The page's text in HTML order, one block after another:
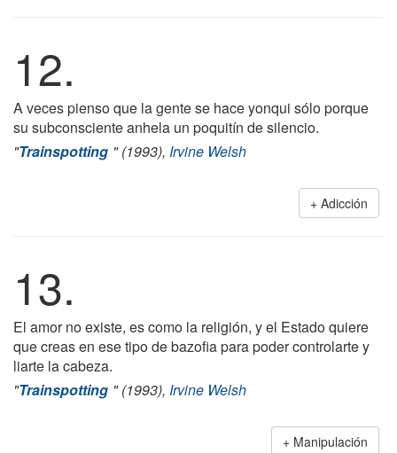
12.
A veces pienso que la gente se hace yonqui sólo porque
su subconsciente anhela un poquitín de silencio.
"Trainspotting " (1993), Irvine Welsh
Adicción
13.
El amor no existe, es como la religión, y el Estado quiere
que creas en ese tipo de bazofia para poder controlarte y
liarte la cabeza.
"Trainspotting " (1993), Irvine Welsh
Manipulación